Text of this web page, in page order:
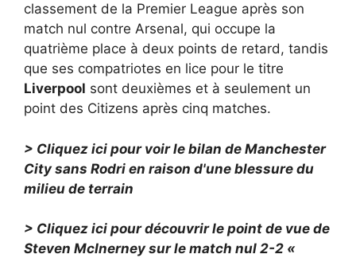
classement de la Premier League après son
match nul contre Arsenal, qui occupe la
quatrième place à deux points de retard, tandis
que ses compatriotes en lice pour le titre
Liverpool sont deuxièmes et à seulement un
point des Citizens après cinq matches.
> Cliquez ici pour voir le bilan de Manchester
City sans Rodri en raison d'une blessure du
milieu de terrain
> Cliquez ici pour découvrir le point de vue de
Steven McInerney sur le match nul 2-2 «